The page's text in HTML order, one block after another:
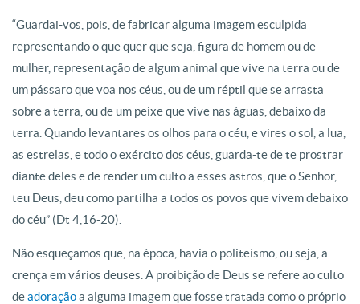
“Guardai-vos, pois, de fabricar alguma imagem esculpida
representando o que quer que seja, figura de homem ou de
mulher, representação de algum animal que vive na terra ou de
um pássaro que voa nos céus, ou de um réptil que se arrasta
sobre a terra, ou de um peixe que vive nas águas, debaixo da
terra. Quando levantares os olhos para o céu, e vires o sol, a lua,
as estrelas, e todo o exército dos céus, guarda-te de te prostrar
diante deles e de render um culto a esses astros, que o Senhor,
teu Deus, deu como partilha a todos os povos que vivem debaixo
do céu” (Dt 4,16-20).
Não esqueçamos que, na época, havia o politeísmo, ou seja, a
crença em vários deuses. A proibição de Deus se refere ao culto
deadoraçãoa alguma imagem que fosse tratada como o próprio